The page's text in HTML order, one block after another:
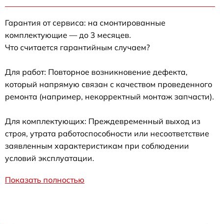
Гарантия от сервиса: на смонтированные
комплектующие — до 3 месяцев.
Что считается гарантийным случаем?
Для работ: Повторное возникновение дефекта,
который напрямую связан с качеством проведенного
ремонта (например, некорректный монтаж запчасти).
Для комплектующих: Преждевременный выход из
строя, утрата работоспособности или несоответствие
заявленным характеристикам при соблюдении
условий эксплуатации.
Показать полностью